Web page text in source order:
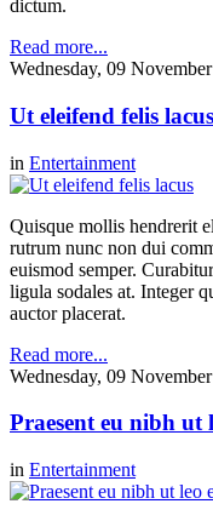
dictum.
Read more...
Wednesday, 09
Ut eleifend felis lacus
in Entertainment
Quisque mollis hendrerit
rutrum nunc non dui
euismod semper.
ligula sodales at. Integer
auctor placerat.
Read more...
Wednesday, 09
Praesent eu nibh ut
in Entertainment